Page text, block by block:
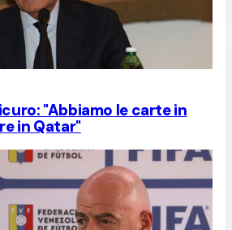
"Abbiamo le carte in
in Qatar"